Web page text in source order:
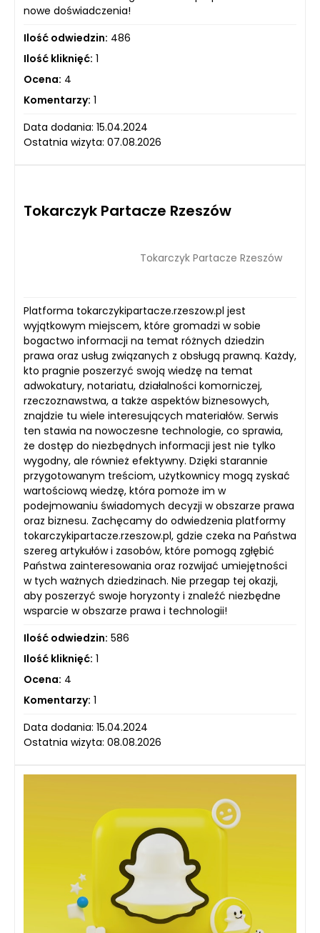
nowe doświadczenia!
Ilość odwiedzin: 486
Ilość kliknięć: 1
Ocena: 4
Komentarzy: 1
Data dodania: 15.04.2024
Ostatnia wizyta: 07.08.2026
Tokarczyk Partacze Rzeszów
Tokarczyk Partacze Rzeszów
Platforma tokarczykipartacze.rzeszow.pl jest
wyjątkowym miejscem, które gromadzi w sobie
bogactwo informacji na temat różnych dziedzin
prawa oraz usług związanych z obsługą prawną. Każdy,
kto pragnie poszerzyć swoją wiedzę na temat
adwokatury, notariatu, działalności komorniczej,
rzeczoznawstwa, a także aspektów biznesowych,
znajdzie tu wiele interesujących materiałów. Serwis
ten stawia na nowoczesne technologie, co sprawia,
że dostęp do niezbędnych informacji jest nie tylko
wygodny, ale również efektywny. Dzięki starannie
przygotowanym treściom, użytkownicy mogą zyskać
wartościową wiedzę, która pomoże im w
podejmowaniu świadomych decyzji w obszarze prawa
oraz biznesu. Zachęcamy do odwiedzenia platformy
tokarczykipartacze.rzeszow.pl, gdzie czeka na Państwa
szereg artykułów i zasobów, które pomogą zgłębić
Państwa zainteresowania oraz rozwijać umiejętności
w tych ważnych dziedzinach. Nie przegap tej okazji,
aby poszerzyć swoje horyzonty i znaleźć niezbędne
wsparcie w obszarze prawa i technologii!
Ilość odwiedzin: 586
Ilość kliknięć: 1
Ocena: 4
Komentarzy: 1
Data dodania: 15.04.2024
Ostatnia wizyta: 08.08.2026